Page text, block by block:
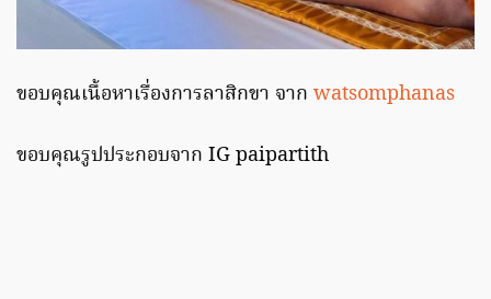
ขอบคุณเนื้อหาเรื่องการลาสิกขา จาก watsomphanas
ขอบคุณรูปประกอบจาก IG paipartith